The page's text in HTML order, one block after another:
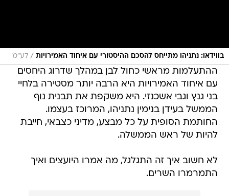
בווידאו: נתניהו מתייחס להסכם ההיסטורי עם איחוד האמירויות / לע"מ
ההתעלמות מראשי כחול לבן במהלך שדרוג היחסים
עם איחוד האמירויות היא הרבה יותר מסטירה בלחיי
בני גנץ וגבי אשכנזי. היא משקפת את תבנית נוף
הממשל בעידן בנימין נתניהו, המרוכז בעצמו.
החותמת הסופית על כל מבצע, מדיני כצבאי, חייבת
להיות של ראש הממשלה.
לא חשוב איך זה התגלגל, מה אמרו היועצים ואיך
התמרמרו השרים.